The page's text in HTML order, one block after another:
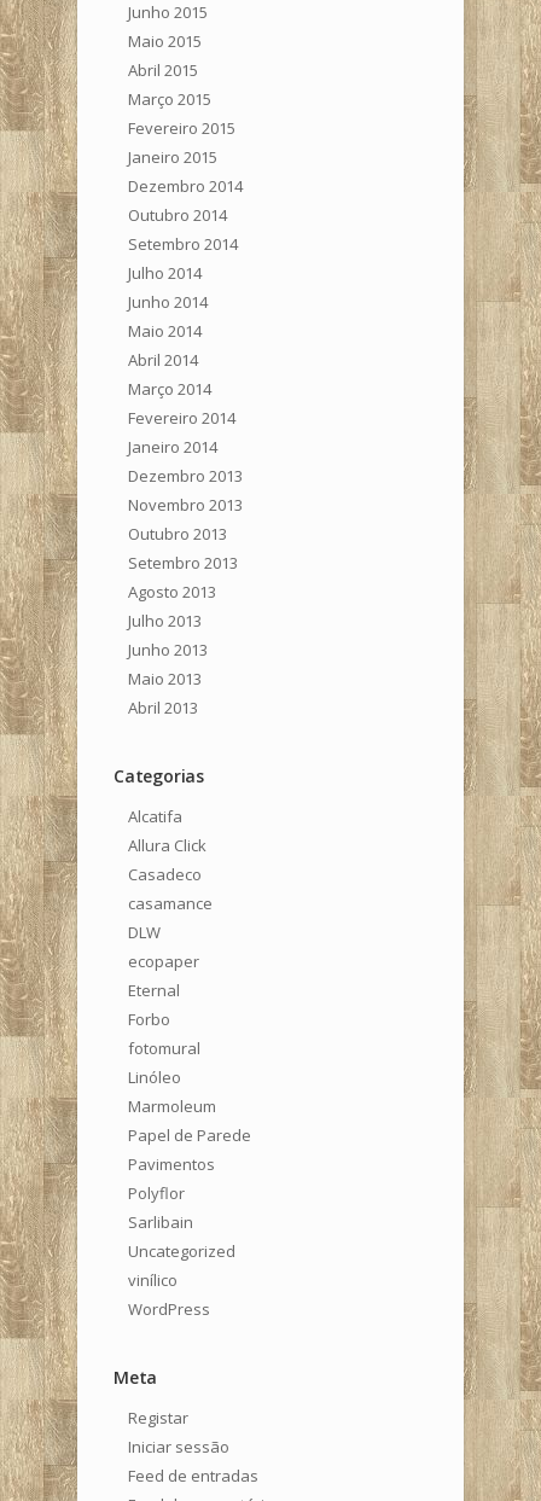
Junho 2015
Maio 2015
Abril 2015
Março 2015
Fevereiro 2015
Janeiro 2015
Dezembro 2014
Outubro 2014
Setembro 2014
Julho 2014
Junho 2014
Maio 2014
Abril 2014
Março 2014
Fevereiro 2014
Janeiro 2014
Dezembro 2013
Novembro 2013
Outubro 2013
Setembro 2013
Agosto 2013
Julho 2013
Junho 2013
Maio 2013
Abril 2013
Categorias
Alcatifa
Allura Click
Casadeco
casamance
DLW
ecopaper
Eternal
Forbo
fotomural
Linóleo
Marmoleum
Papel de Parede
Pavimentos
Polyflor
Sarlibain
Uncategorized
vinílico
WordPress
Meta
Registar
Iniciar sessão
Feed de entradas